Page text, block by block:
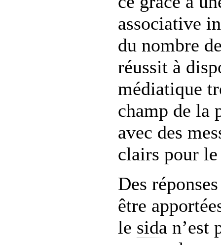
associative
du nombre
réussit à
médiatique
champ de la
avec des
clairs pour
Des
être
le sida n’est